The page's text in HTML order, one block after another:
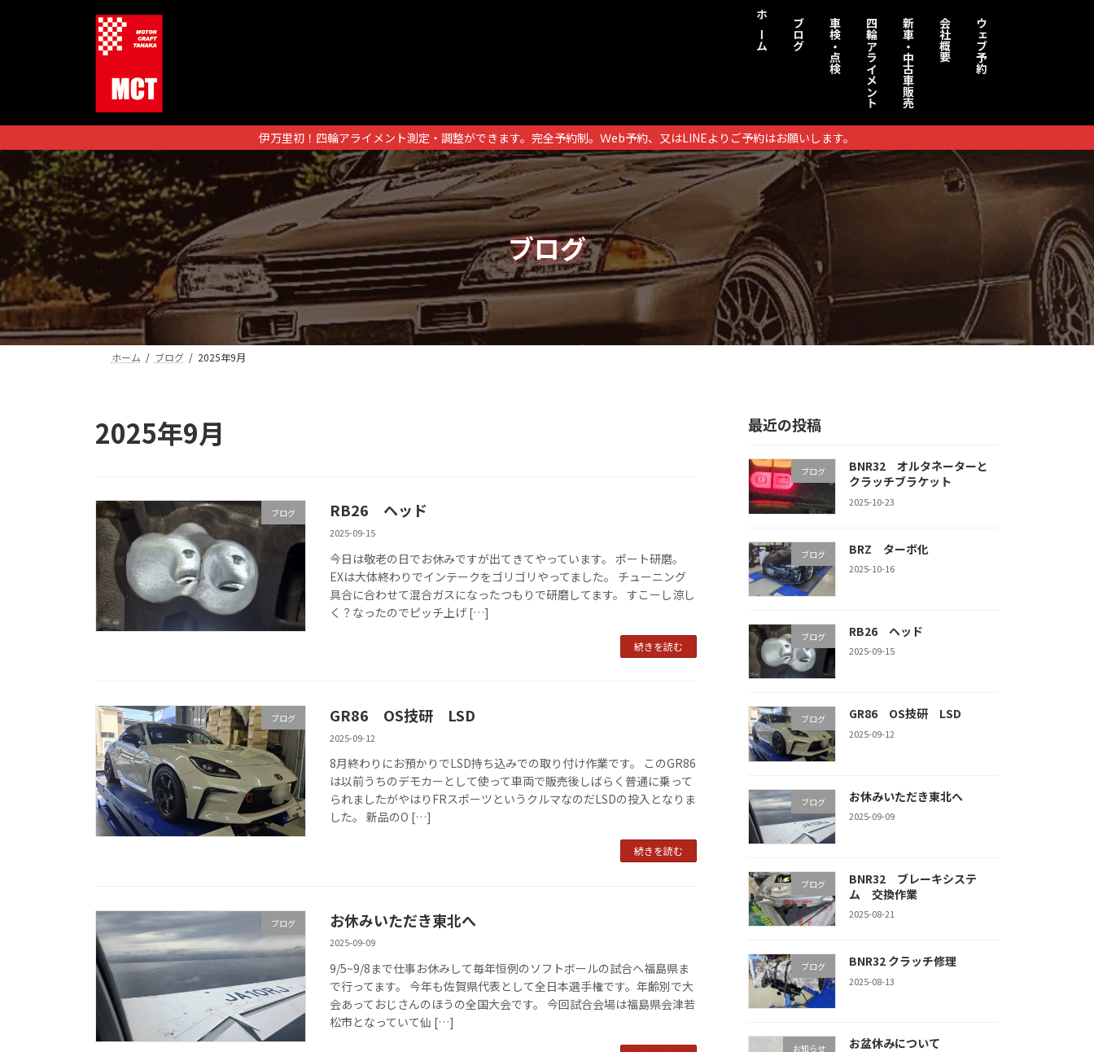
ス
キ
ッ
プ
ン
に
移
動
ホーム ブログ 車検・点検 四輪アライメント 新車・中古車販売 会社概要 ウェブ予約
伊万里初！四輪アライメント測定・調整ができます。完全予約制。Ｗeb予約、又はLINEよりご予約はお願いします。
ブログ
ホーム ブログ 2025年9月
2025年9月
ブログ RB26 ヘッド
2025-09-15
今日は敬老の日でお休みですが出てきてやっています。 ポート研磨。
EXは大体終わりでインテークをゴリゴリやってました。 チューニング
具合に合わせて混合ガスになったつもりで研磨してます。 すこーし涼し
く？なったのでピッチ上げ […]
続きを読む
ブログ GR86 OS技研 LSD
2025-09-12
8月終わりにお預かりでLSD持ち込みでの取り付け作業です。 このGR86
は以前うちのデモカーとして使って車両で販売後しばらく普通に乗って
られましたがやはりFRスポーツというクルマなのだLSDの投入となりま
した。 新品のO […]
続きを読む
ブログ お休みいただき東北へ
2025-09-09
9/5~9/8まで仕事お休みして毎年恒例のソフトボールの試合へ福島県ま
で行ってます。 今年も佐賀県代表として全日本選手権です。年齢別で大
会あっておじさんのほうの全国大会です。 今回試合会場は福島県会津若
松市となっていて仙 […]
最近の投稿
ブログ
BNR32 オルタネーターと
クラッチブラケット
2025-10-23
ブログ BRZ ターボ化
2025-10-16
ブログ RB26 ヘッド
2025-09-15
ブログ GR86 OS技研 LSD
2025-09-12
ブログ お休みいただき東北へ
2025-09-09
ブログ
BNR32 ブレーキシステ
ム 交換作業
2025-08-21
ブログ BNR32 クラッチ修理
2025-08-13
お知らせ お盆休みについて